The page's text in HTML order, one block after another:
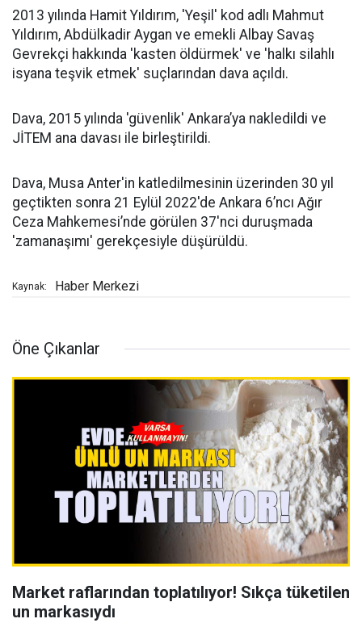
2013 yılında Hamit Yıldırım, 'Yeşil' kod adlı Mahmut
Yıldırım, Abdülkadir Aygan ve emekli Albay Savaş
Gevrekçi hakkında 'kasten öldürmek' ve 'halkı silahlı
isyana teşvik etmek' suçlarından dava açıldı.
Dava, 2015 yılında 'güvenlik' Ankara’ya nakledildi ve
JİTEM ana davası ile birleştirildi.
Dava, Musa Anter'in katledilmesinin üzerinden 30 yıl
geçtikten sonra 21 Eylül 2022'de Ankara 6’ncı Ağır
Ceza Mahkemesi’nde görülen 37'nci duruşmada
'zamanaşımı' gerekçesiyle düşürüldü.
Kaynak: Haber Merkezi
Öne Çıkanlar
Market raflarından toplatılıyor! Sıkça tüketilen
un markasıydı